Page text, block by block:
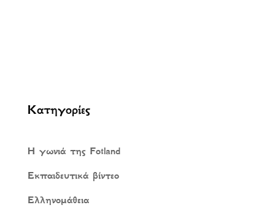
Κατηγορίες
Η γωνιά της Fotland
Εκπαιδευτικά βίντεο
Ελληνομάθεια